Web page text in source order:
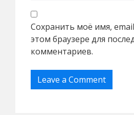
Сохранить моё имя,
этом браузере для
комментариев.